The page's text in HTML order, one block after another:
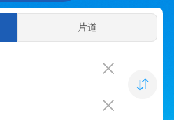
片道